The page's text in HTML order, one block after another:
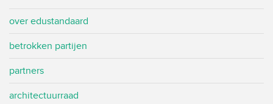
over edustandaard
betrokken partijen
partners
architectuurraad